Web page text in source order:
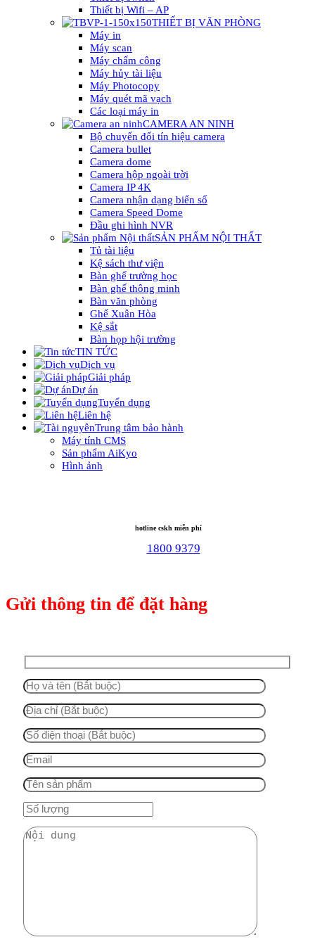
Thiết bị Wifi – AP
THIẾT BỊ VĂN PHÒNG
Máy in
Máy scan
Máy chấm công
Máy hủy tài liệu
Máy Photocopy
Máy quét mã vạch
Các loại máy in
CAMERA AN NINH
Bộ chuyển đổi tín hiệu camera
Camera bullet
Camera dome
Camera hộp ngoài trời
Camera IP 4K
Camera nhận dạng biển số
Camera Speed Dome
Đầu ghi hình NVR
SẢN PHẨM NỘI THẤT
Tủ tài liệu
Kệ sách thư viện
Bàn ghế trường học
Bàn ghế thông minh
Bàn văn phòng
Ghế Xuân Hòa
Kệ sắt
Bàn họp hội trường
TIN TỨC
Dịch vụ
Giải pháp
Dự án
Tuyển dụng
Liên hệ
Trung tâm bảo hành
Máy tính CMS
Sản phẩm AiKyo
Hình ảnh
hotline cskh miễn phí
1800 9379
Gửi thông tin để đặt hàng